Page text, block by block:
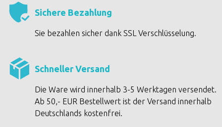
Sichere Bezahlung
Sie bezahlen sicher dank SSL Verschlüsselung.
Schneller Versand
Die Ware wird innerhalb 3-5 Werktagen versendet.
Ab 50,- EUR Bestellwert ist der Versand innerhalb
Deutschlands kostenfrei.